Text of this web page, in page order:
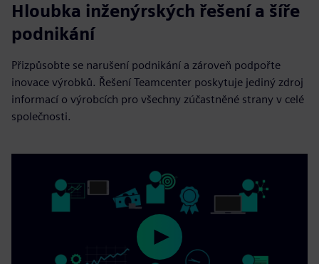
Hloubka inženýrských řešení a šíře
podnikání
Přizpůsobte se narušení podnikání a zároveň podpořte
inovace výrobků. Řešení Teamcenter poskytuje jediný zdroj
informací o výrobcích pro všechny zúčastněné strany v celé
společnosti.
Play